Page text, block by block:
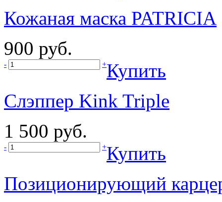
Кожаная маска PATRICIA
900 руб.
- +Купить
Слэппер Kink Triple
1 500 руб.
- +Купить
Позиционирующий